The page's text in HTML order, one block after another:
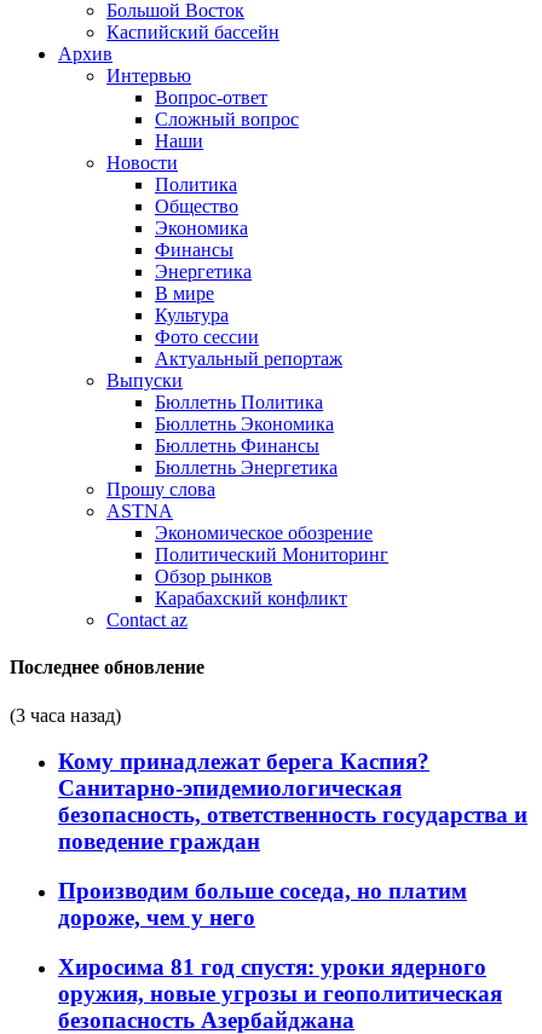
Большой Восток
Каспийский бассейн
Архив
Интервью
Вопрос-ответ
Сложный вопрос
Наши
Новости
Политика
Общество
Экономика
Финансы
Энергетика
В мире
Культура
Фото сессии
Актуальный репортаж
Выпуски
Бюллетнь Политика
Бюллетнь Экономика
Бюллетнь Финансы
Бюллетнь Энергетика
Прошу слова
ASTNA
Экономическое обозрение
Политический Мониторинг
Обзор рынков
Карабахский конфликт
Contact az
Последнее обновление
(3 часа назад)
Кому принадлежат берега Каспия?
Санитарно-эпидемиологическая
безопасность, ответственность государства и
поведение граждан
Производим больше соседа, но платим
дороже, чем у него
Хиросима 81 год спустя: уроки ядерного
оружия, новые угрозы и геополитическая
безопасность Азербайджана